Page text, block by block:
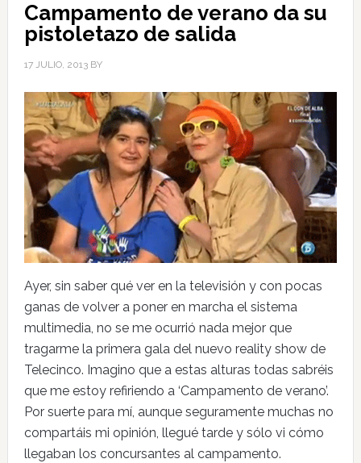
Campamento de verano da su
pistoletazo de salida
17 JULIO, 2013BY
Ayer, sin saber qué ver en la televisión y con pocas
ganas de volver a poner en marcha el sistema
multimedia, no se me ocurrió nada mejor que
tragarme la primera gala del nuevo reality show de
Telecinco. Imagino que a estas alturas todas sabréis
que me estoy refiriendo a ‘Campamento de verano’.
Por suerte para mí, aunque seguramente muchas no
compartáis mi opinión, llegué tarde y sólo vi cómo
llegaban los concursantes al campamento.